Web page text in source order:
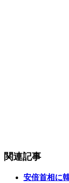
関連記事
安倍首相に